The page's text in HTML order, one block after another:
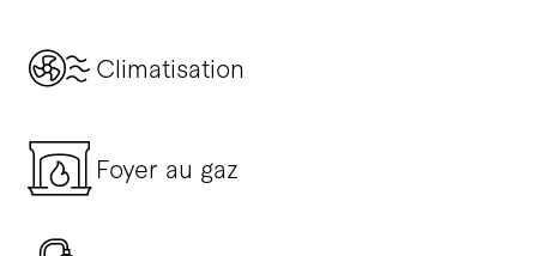
Climatisation
Foyer au gaz